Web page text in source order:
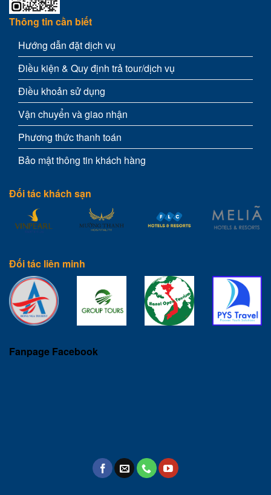
Thông tin cần biết
Hướng dẫn đặt dịch vụ
Điều kiện & Quy định trả tour/dịch vụ
Điều khoản sử dụng
Vận chuyển và giao nhận
Phương thức thanh toán
Bảo mật thông tin khách hàng
Đối tác khách sạn
Đối tác liên minh
Fanpage Facebook